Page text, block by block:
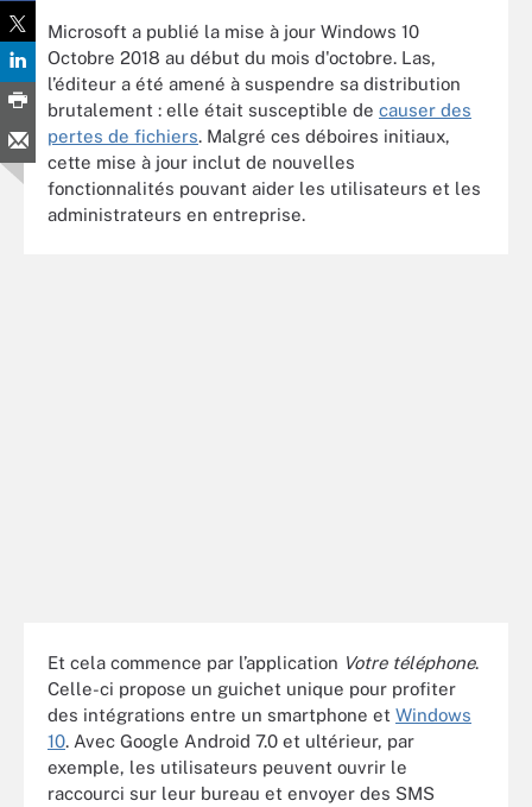
Microsoft a publié la mise à jour Windows 10
Octobre 2018 au début du mois d'octobre. Las,
l’éditeur a été amené à suspendre sa distribution
brutalement : elle était susceptible de causer des
pertes de fichiers. Malgré ces déboires initiaux,
cette mise à jour inclut de nouvelles
fonctionnalités pouvant aider les utilisateurs et les
administrateurs en entreprise.
Et cela commence par l’application Votre téléphone.
Celle-ci propose un guichet unique pour profiter
des intégrations entre un smartphone et Windows
10. Avec Google Android 7.0 et ultérieur, par
exemple, les utilisateurs peuvent ouvrir le
raccourci sur leur bureau et envoyer des SMS